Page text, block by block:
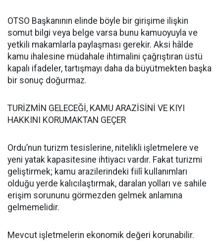
OTSO Başkanının elinde böyle bir girişime ilişkin
somut bilgi veya belge varsa bunu kamuoyuyla ve
yetkili makamlarla paylaşması gerekir. Aksi hâlde
kamu ihalesine müdahale ihtimalini çağrıştıran üstü
kapalı ifadeler, tartışmayı daha da büyütmekten başka
bir sonuç doğurmaz.
TURİZMİN GELECEĞİ, KAMU ARAZİSİNİ VE KIYI
HAKKINI KORUMAKTAN GEÇER
Ordu’nun turizm tesislerine, nitelikli işletmelere ve
yeni yatak kapasitesine ihtiyacı vardır. Fakat turizmi
geliştirmek; kamu arazilerindeki fiilî kullanımları
olduğu yerde kalıcılaştırmak, daralan yolları ve sahile
erişim sorununu görmezden gelmek anlamına
gelmemelidir.
Mevcut işletmelerin ekonomik değeri korunabilir.